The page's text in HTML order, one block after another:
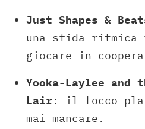
Just Shapes &
una sfida ritmica
giocare in
Yooka-Laylee and
Lair : il tocco
mai mancare.